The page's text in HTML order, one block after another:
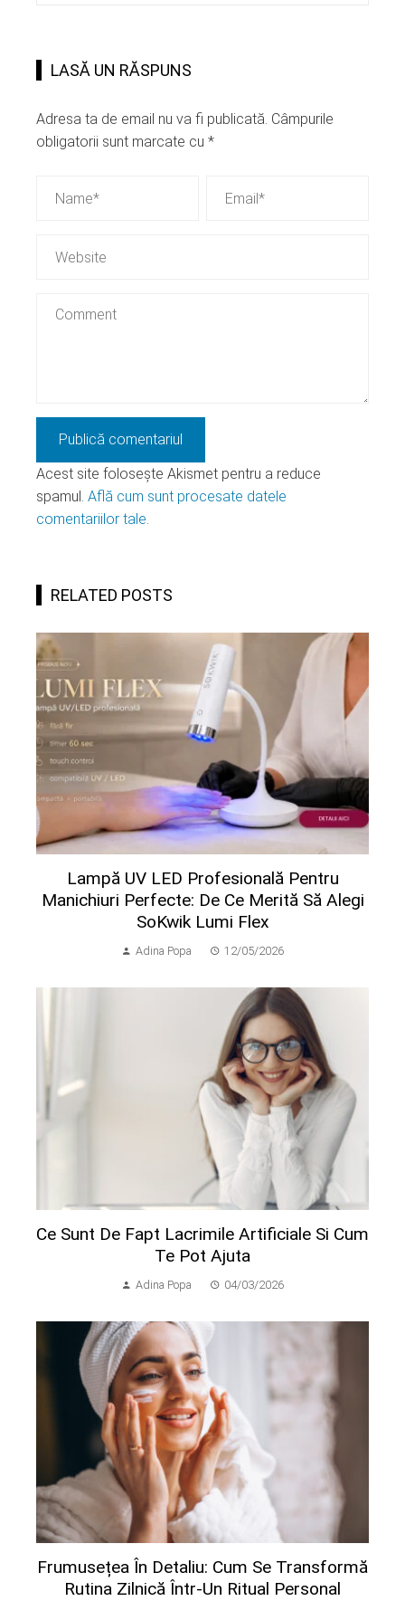
LASĂ UN RĂSPUNS
Adresa ta de email nu va fi publicată. Câmpurile
obligatorii sunt marcate cu *
Acest site folosește Akismet pentru a reduce
spamul. Află cum sunt procesate datele
comentariilor tale.
RELATED POSTS
Lampă UV LED Profesională Pentru
Manichiuri Perfecte: De Ce Merită Să Alegi
SoKwik Lumi Flex
Adina Popa 12/05/2026
Ce Sunt De Fapt Lacrimile Artificiale Si Cum
Te Pot Ajuta
Adina Popa 04/03/2026
Frumusețea În Detaliu: Cum Se Transformă
Rutina Zilnică Într-Un Ritual Personal